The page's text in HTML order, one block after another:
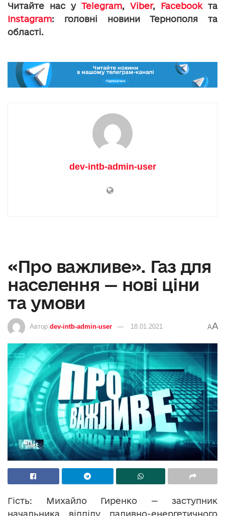
Читайте нас у Telegram, Viber, Facebookта
Instagram: головні новини Тернополя та
області.
dev-intb-admin-user
«Про важливе». Газ для
населення — нові ціни
та умови
Автор dev-intb-admin-user 18.01.2021 AA
Гість: Михайло Гиренко — заступник
начальника відділу паливно-енергетичного